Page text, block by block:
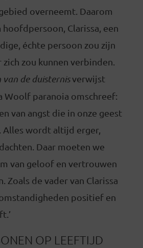
overneemt. Daarom
Clarissa, een
échte persoon zou zijn
zou kunnen verbinden.
van de duisternisverwijst
Woolf paranoia omschreef:
van angst die in onze geest
wordt altijd erger,
Daar moeten we
van geloof en vertrouwen
Zoals de vader van Clarissa
positief en
OP LEEFTIJD